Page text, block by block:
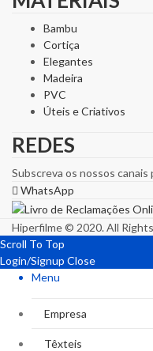
Bambu
Cortiça
Elegantes
Madeira
PVC
Úteis e Criativos
REDES
Subscreva os nossos
WhatsApp
Hiperfilme © 2020. All
Scroll To Top
Login/Signup Close
Menu
Empresa
Têxteis